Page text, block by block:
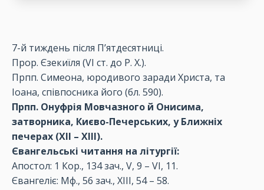
7-й тиждень після П’ятдесятниці.
Прор. Єзекиїля (VІ ст. до Р. Х.).
Прпп. Симеона, юродивого заради Христа, та
Іоана, співпосника його (бл. 590).
Прпп. Онуфрія Мовчазного й Онисима,
затворника, Києво-Печерських, у Ближніх
печерах (ХІІ – ХІІІ).
Євангельські читання на літургії:
Апостол: 1 Кор., 134 зач., V, 9 – VI, 11.
Євангеліє: Мф., 56 зач., XIII, 54 – 58.